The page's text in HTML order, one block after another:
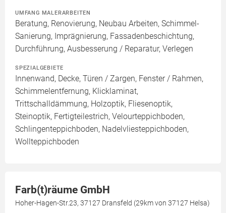
UMFANG MALERARBEITEN
Beratung, Renovierung, Neubau Arbeiten, Schimmel-
Sanierung, Imprägnierung, Fassadenbeschichtung,
Durchführung, Ausbesserung / Reparatur, Verlegen
SPEZIALGEBIETE
Innenwand, Decke, Türen / Zargen, Fenster / Rahmen,
Schimmelentfernung, Klicklaminat,
Trittschalldämmung, Holzoptik, Fliesenoptik,
Steinoptik, Fertigteilestrich, Velourteppichboden,
Schlingenteppichboden, Nadelvliesteppichboden,
Wollteppichboden
Farb(t)räume GmbH
Hoher-Hagen-Str.23, 37127 Dransfeld (29km von 37127 Helsa)